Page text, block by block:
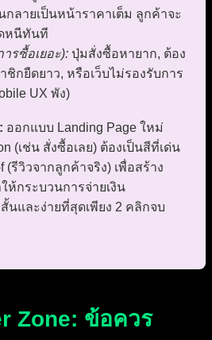
กลายเป็นหน้าราคาเต็ม ลูกค้าจะ
หนีทันที
รซื้อเยอะ): ปุ่มสั่งซื้อหายาก, ต้อง
กยืดยาว, หรือเว็บไม่รองรับการ
UX พัง)
ออกแบบ Landing Page ใหม่
(เช่น สั่งซื้อเลย) ต้องเป็นสีที่เด่น
(รีวิวจากลูกค้าจริง) เพื่อสร้าง
ห้กระบวนการจ่ายเงิน
สั้นและง่ายที่สุดเพียง 2 คลิกจบ
Zone: ข้อควร